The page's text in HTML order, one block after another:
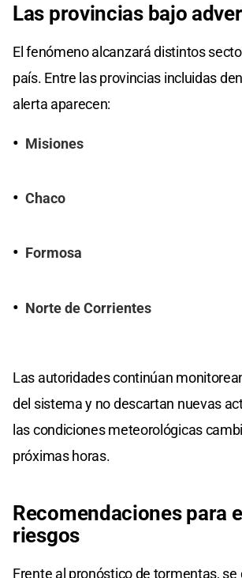
Las provincias bajo
El fenómeno alcanzará distintos
país. Entre las provincias incluidas
alerta aparecen:
Misiones
Chaco
Formosa
Norte de Corrientes
Las autoridades continúan
del sistema y no descartan nuevas
las condiciones meteorológicas
próximas horas.
Recomendaciones para
riesgos
Frente al pronóstico de tormentas, se